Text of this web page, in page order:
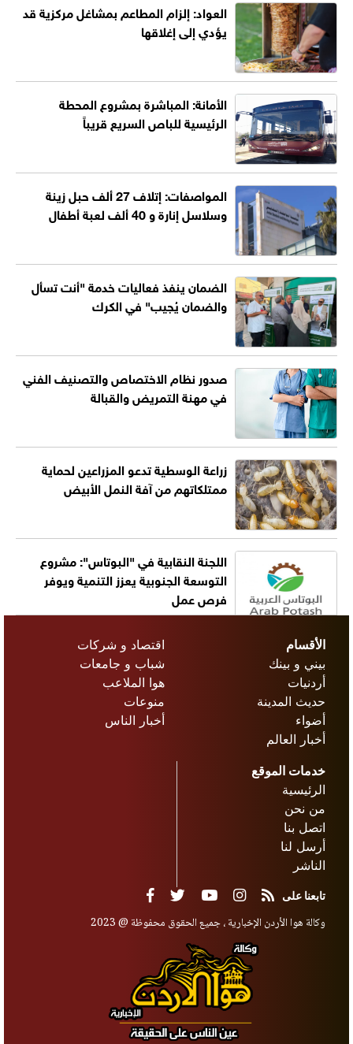
العواد: إلزام المطاعم بمشاغل مركزية قد
يؤدي إلى إغلاقها
الأمانة: المباشرة بمشروع المحطة
الرئيسية للباص السريع قريباً
المواصفات: إتلاف 27 ألف حبل زينة
وسلاسل إنارة و 40 ألف لعبة أطفال
الضمان ينفذ فعاليات خدمة "أنت تسأل
والضمان يُجيب" في الكرك
صدور نظام الاختصاص والتصنيف الفني
في مهنة التمريض والقبالة
زراعة الوسطية تدعو المزراعين لحماية
ممتلكاتهم من آفة النمل الأبيض
اللجنة النقابية في "البوتاس": مشروع
التوسعة الجنوبية يعزز التنمية ويوفر
فرص عمل
الأقسام
بيني و بينك
أردنيات
حديث المدينة
أضواء
أخبار العالم
اقتصاد و شركات
شباب و جامعات
هوا الملاعب
منوعات
أخبار الناس
خدمات الموقع
الرئيسية
من نحن
اتصل بنا
أرسل لنا
الناشر
تابعنا على
وكالة هوا الأردن الإخبارية ، جميع الحقوق محفوظة @ 2023